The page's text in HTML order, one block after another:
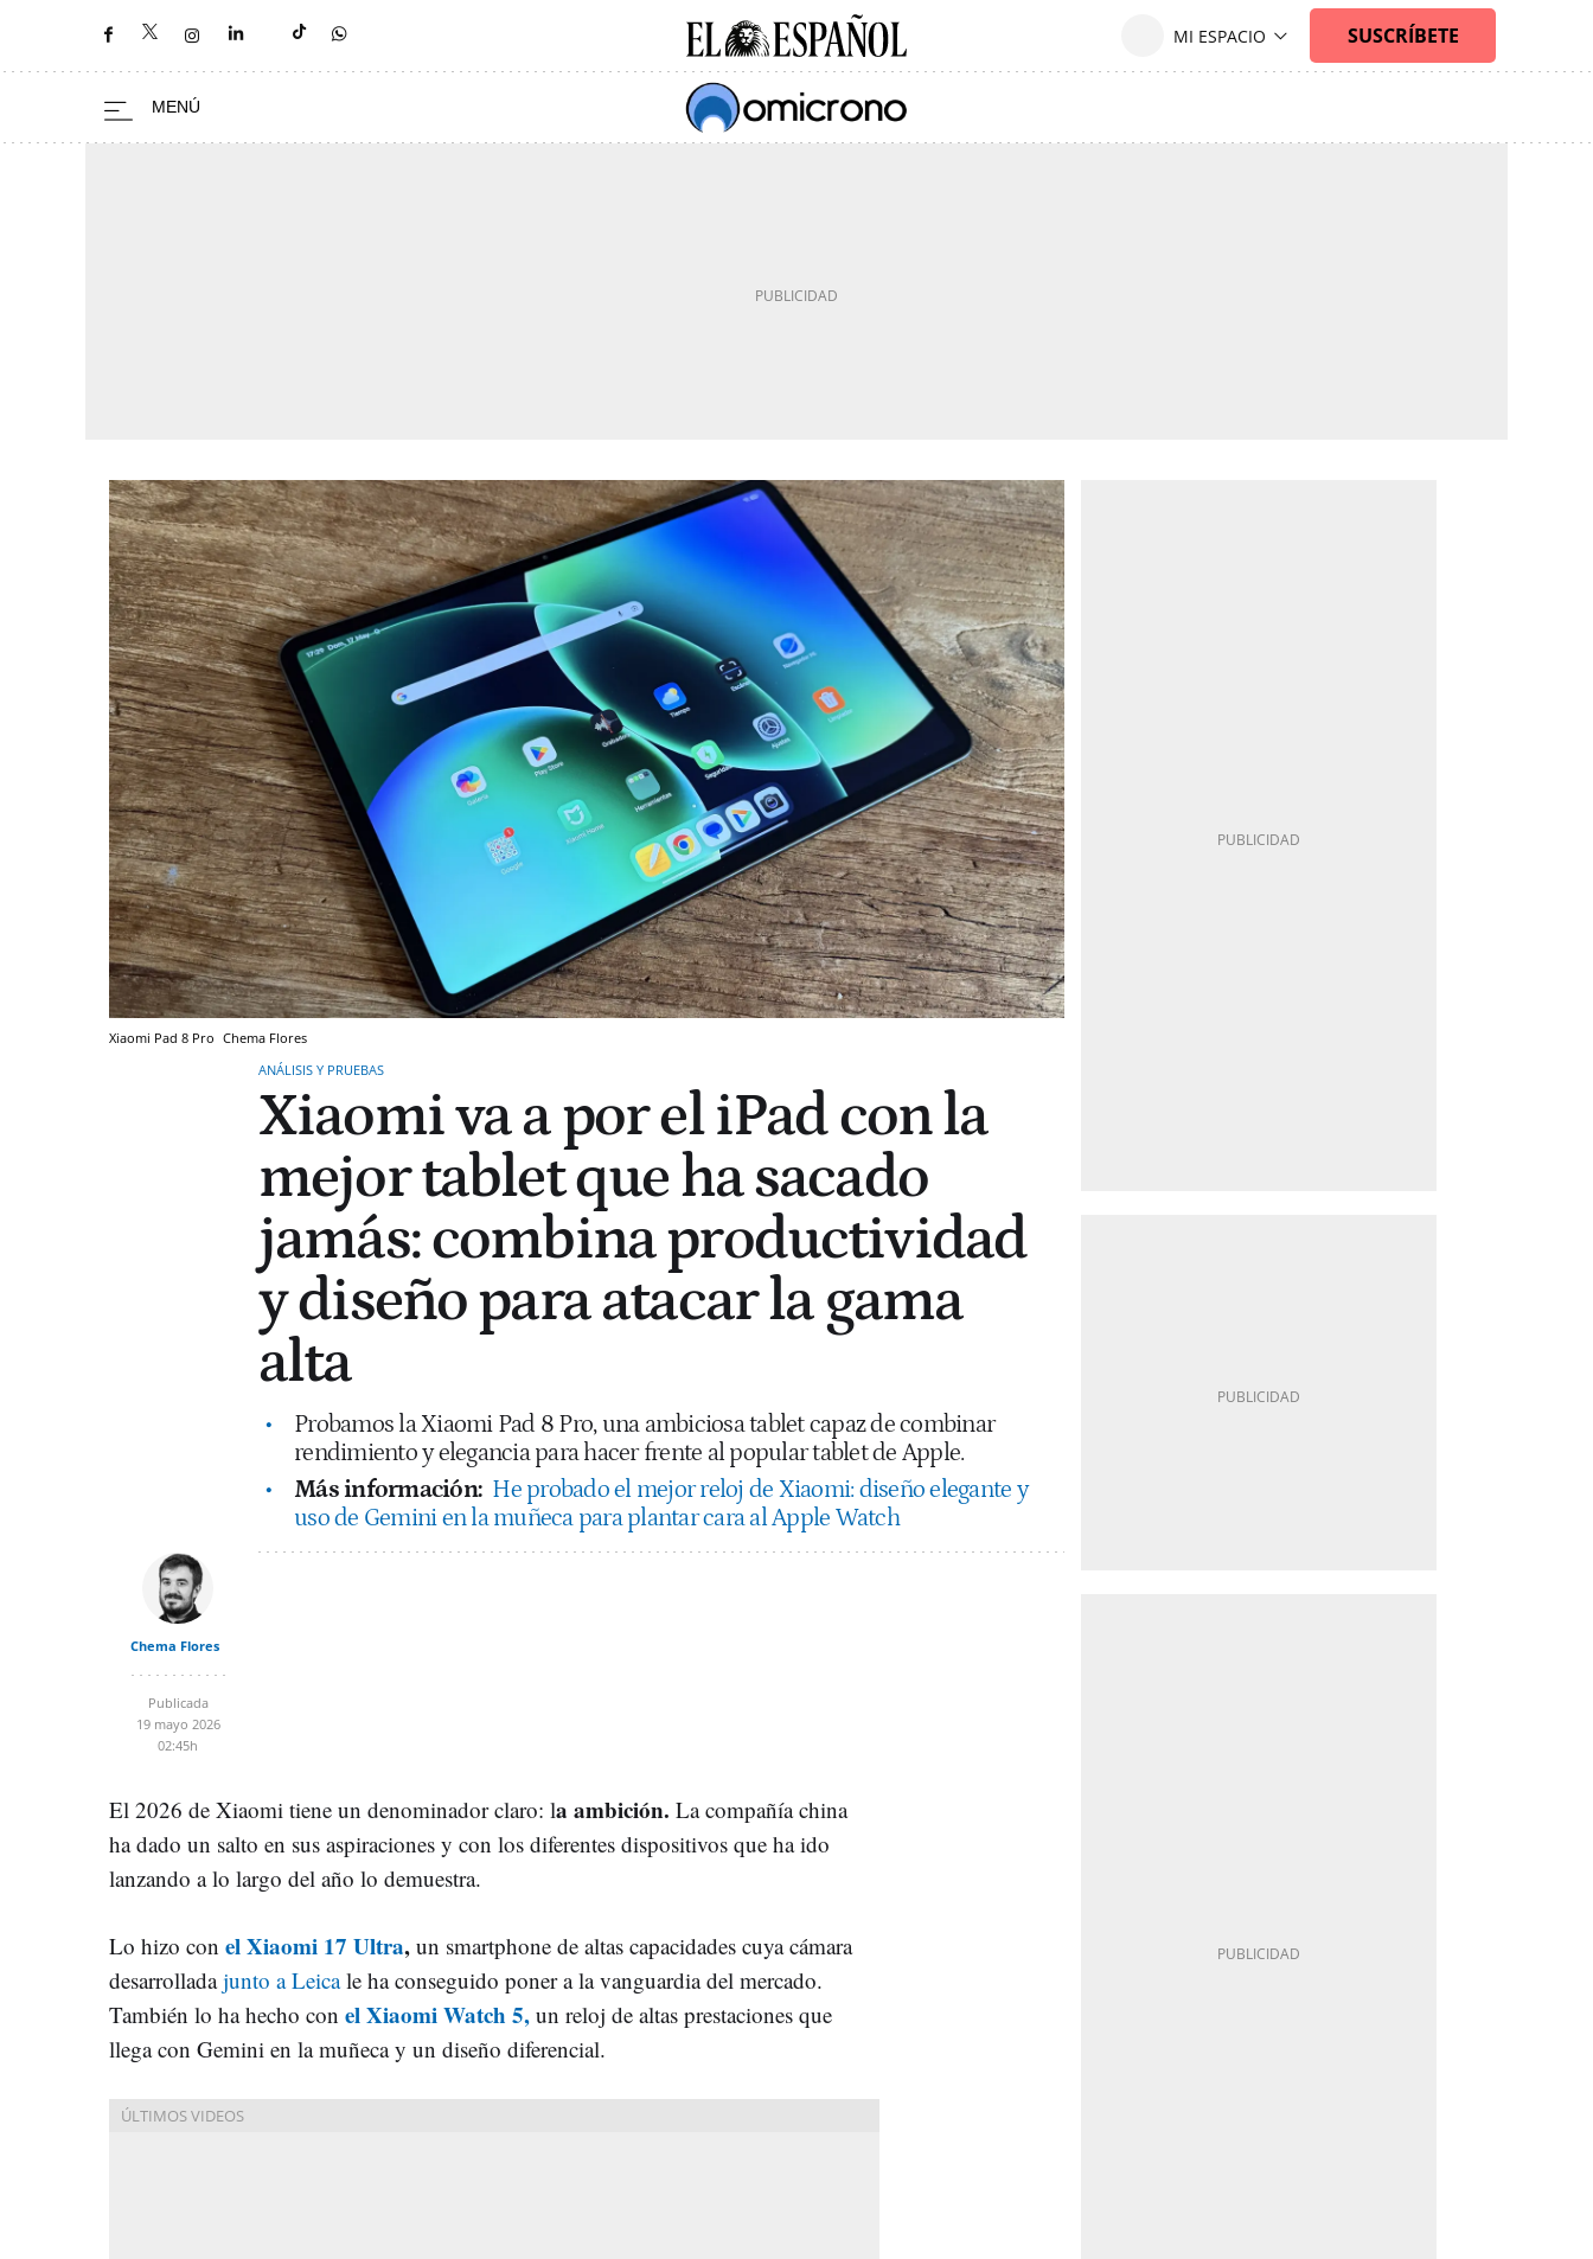
Xiaomi Pad 8 Pro Chema Flores
ANÁLISIS Y PRUEBAS
Xiaomi va a por el iPad con la
mejor tablet que ha sacado
jamás: combina productividad
y diseño para atacar la gama
alta
Probamos la Xiaomi Pad 8 Pro, una ambiciosa tablet capaz de combinar
rendimiento y elegancia para hacer frente al popular tablet de Apple.
Más información: He probado el mejor reloj de Xiaomi: diseño elegante y
uso de Gemini en la muñeca para plantar cara al Apple Watch
Chema Flores
Publicada
19 mayo 2026
02:45h
El 2026 de Xiaomi tiene un denominador claro: la ambición. La compañía china
ha dado un salto en sus aspiraciones y con los diferentes dispositivos que ha ido
lanzando a lo largo del año lo demuestra.
Lo hizo con el Xiaomi 17 Ultra, un smartphone de altas capacidades cuya cámara
desarrolladajunto a Leicale ha conseguido poner a la vanguardia del mercado.
También lo ha hecho con el Xiaomi Watch 5, un reloj de altas prestaciones que
llega con Gemini en la muñeca y un diseño diferencial.